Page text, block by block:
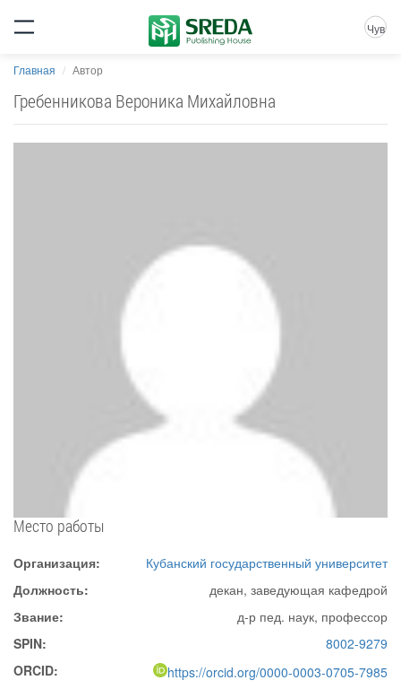
Чув
Главная Автор
Гребенникова Вероника Михайловна
Место работы
Организация:
Кубанский государственный университет
Должность:
декан, заведующая кафедрой
Звание:
д-р пед. наук, профессор
SPIN:
8002-9279
ORCID:
https://orcid.org/0000-0003-0705-7985